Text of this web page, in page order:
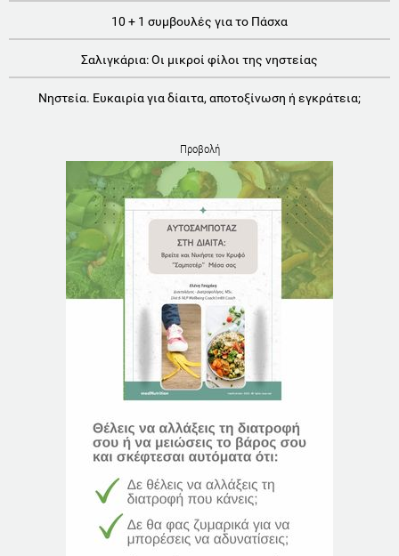
10 + 1 συμβουλές για το Πάσχα
Σαλιγκάρια: Οι μικροί φίλοι της νηστείας
Νηστεία. Ευκαιρία για δίαιτα, αποτοξίνωση ή εγκράτεια;
Προβολή